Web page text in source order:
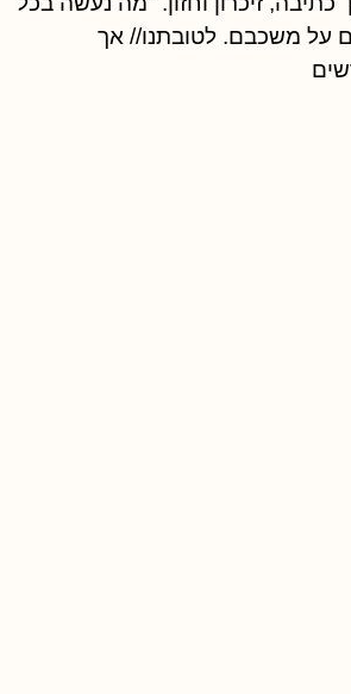
על משכבם. לטובתנו// אך